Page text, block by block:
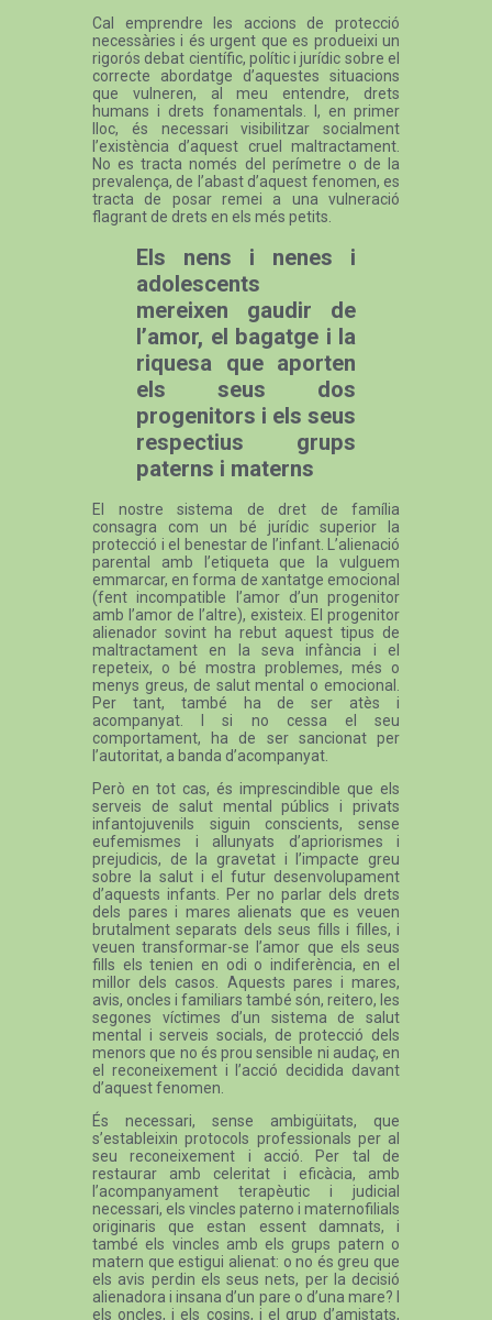
Cal emprendre les accions de protecció
necessàries i és urgent que es produeixi un
rigorós debat científic, polític i jurídic sobre el
correcte abordatge d’aquestes situacions
que vulneren, al meu entendre, drets
humans i drets fonamentals. I, en primer
lloc, és necessari visibilitzar socialment
l’existència d’aquest cruel maltractament.
No es tracta només del perímetre o de la
prevalença, de l’abast d’aquest fenomen, es
tracta de posar remei a una vulneració
flagrant de drets en els més petits.
Els nens i nenes i
adolescents
mereixen gaudir de
l’amor, el bagatge i la
riquesa que aporten
els seus dos
progenitors i els seus
respectius grups
paterns i materns
El nostre sistema de dret de família
consagra com un bé jurídic superior la
protecció i el benestar de l’infant. L’alienació
parental amb l’etiqueta que la vulguem
emmarcar, en forma de xantatge emocional
(fent incompatible l’amor d’un progenitor
amb l’amor de l’altre), existeix. El progenitor
alienador sovint ha rebut aquest tipus de
maltractament en la seva infància i el
repeteix, o bé mostra problemes, més o
menys greus, de salut mental o emocional.
Per tant, també ha de ser atès i
acompanyat. I si no cessa el seu
comportament, ha de ser sancionat per
l’autoritat, a banda d’acompanyat.
Però en tot cas, és imprescindible que els
serveis de salut mental públics i privats
infantojuvenils siguin conscients, sense
eufemismes i allunyats d’apriorismes i
prejudicis, de la gravetat i l’impacte greu
sobre la salut i el futur desenvolupament
d’aquests infants. Per no parlar dels drets
dels pares i mares alienats que es veuen
brutalment separats dels seus fills i filles, i
veuen transformar-se l’amor que els seus
fills els tenien en odi o indiferència, en el
millor dels casos. Aquests pares i mares,
avis, oncles i familiars també són, reitero, les
segones víctimes d’un sistema de salut
mental i serveis socials, de protecció dels
menors que no és prou sensible ni audaç, en
el reconeixement i l’acció decidida davant
d’aquest fenomen.
És necessari, sense ambigüitats, que
s’estableixin protocols professionals per al
seu reconeixement i acció. Per tal de
restaurar amb celeritat i eficàcia, amb
l’acompanyament terapèutic i judicial
necessari, els vincles paterno i maternofilials
originaris que estan essent damnats, i
també els vincles amb els grups patern o
matern que estigui alienat: o no és greu que
els avis perdin els seus nets, per la decisió
alienadora i insana d’un pare o d’una mare? I
els oncles, i els cosins, i el grup d’amistats,